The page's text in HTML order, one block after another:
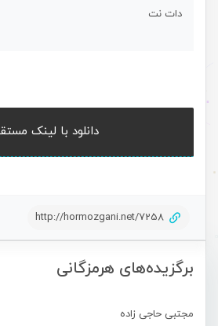
برگزیده‌های هرمزگانی
مجتبی حاجی زاده
دات نت
دانلود با لینک
http://hormozgani.net/7258